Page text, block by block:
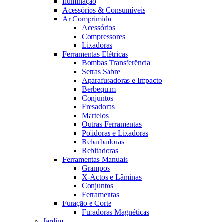
Acessórios & Consumíveis
Ar Comprimido
Acessórios
Compressores
Lixadoras
Ferramentas Elétricas
Bombas Transferência
Serras Sabre
Aparafusadoras e Impacto
Berbequim
Conjuntos
Fresadoras
Martelos
Outras Ferramentas
Polidoras e Lixadoras
Rebarbadoras
Rebitadoras
Ferramentas Manuais
Grampos
X-Actos e Lâminas
Conjuntos
Ferramentas
Furação e Corte
Furadoras Magnéticas